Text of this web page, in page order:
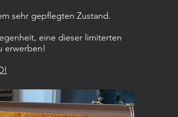
sehr gepflegten Zustand.
eine dieser limiterten
erwerben!